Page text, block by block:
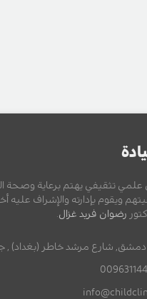
تثقيفي يهتم برعاية وصحة
ويقوم بإدارته والإشراف
رضوان فريد غزال
دمشق, شارع مرشد خاطر (بغداد) ,